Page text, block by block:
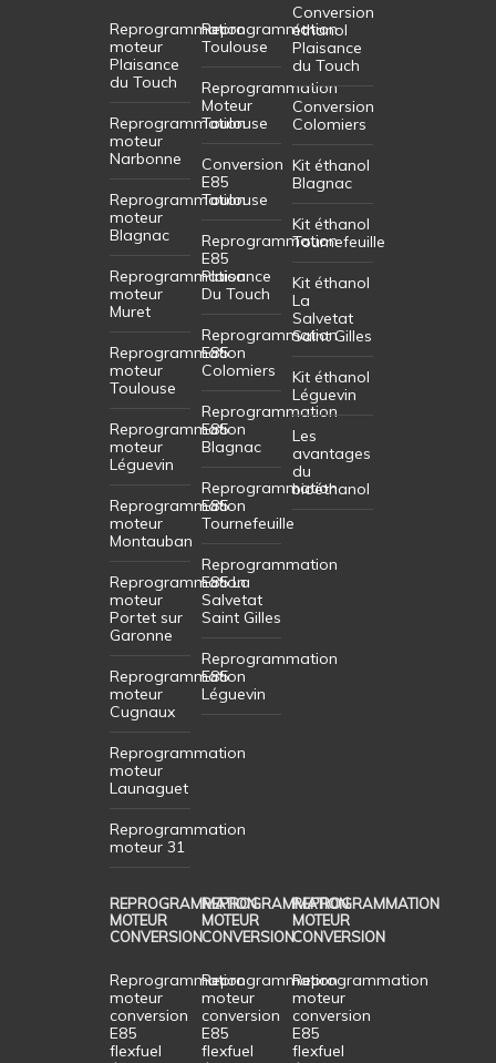
Reprogrammation
moteur
Plaisance
du Touch
Reprogrammation
moteur
Narbonne
Reprogrammation
moteur
Blagnac
Reprogrammation
moteur
Muret
Reprogrammation
moteur
Toulouse
Reprogrammation
moteur
Léguevin
Reprogrammation
moteur
Montauban
Reprogrammation
moteur
Portet sur
Garonne
Reprogrammation
moteur
Cugnaux
Reprogrammation
moteur
Launaguet
Reprogrammation
moteur 31
Reprogrammation
Toulouse
Reprogrammation
Moteur
Toulouse
Conversion
E85
Toulouse
Reprogrammation
E85
Plaisance
Du Touch
Reprogrammation
E85
Colomiers
Reprogrammation
E85
Blagnac
Reprogrammation
E85
Tournefeuille
Reprogrammation
E85 La
Salvetat
Saint Gilles
Reprogrammation
E85
Léguevin
Conversion
éthanol
Plaisance
du Touch
Conversion
Colomiers
Kit éthanol
Blagnac
Kit éthanol
Tournefeuille
Kit éthanol
La
Salvetat
Saint Gilles
Kit éthanol
Léguevin
Les
avantages
du
bioéthanol
REPROGRAMMATION
MOTEUR
CONVERSION
Reprogrammation
moteur
conversion
E85
flexfuel
REPROGRAMMATION
MOTEUR
CONVERSION
Reprogrammation
moteur
conversion
E85
flexfuel
REPROGRAMMATION
MOTEUR
CONVERSION
Reprogrammation
moteur
conversion
E85
flexfuel